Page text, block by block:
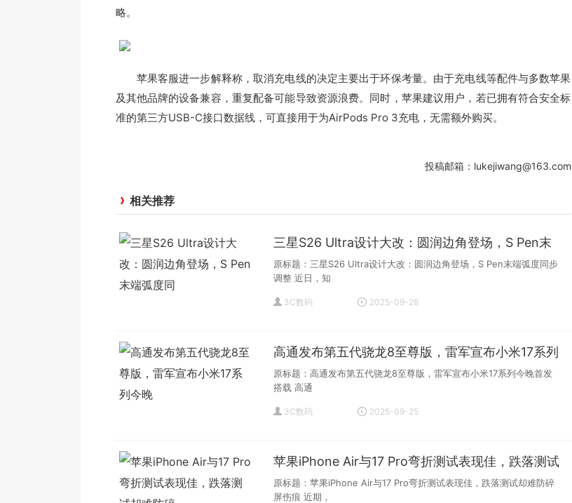
略。
苹果客服进一步解释称，取消充电线的决定主要出于环保考量。由于充电线等配件与多数苹果
及其他品牌的设备兼容，重复配备可能导致资源浪费。同时，苹果建议用户，若已拥有符合安全标
准的第三方USB-C接口数据线，可直接用于为AirPods Pro 3充电，无需额外购买。
投稿邮箱：lukejiwang@163.com
相关推荐
三星S26 Ultra设计大改：圆润边角登场，S Pen末
端弧度同
原标题：三星S26 Ultra设计大改：圆润边角登场，S Pen末端弧度同步
调整 近日，知
3C数码
2025-09-28
高通发布第五代骁龙8至尊版，雷军宣布小米17系列
今晚
原标题：高通发布第五代骁龙8至尊版，雷军宣布小米17系列今晚首发
搭载 高通
3C数码
2025-09-25
苹果iPhone Air与17 Pro弯折测试表现佳，跌落测试
却难防碎
原标题：苹果iPhone Air与17 Pro弯折测试表现佳，跌落测试却难防碎
屏伤痕 近期，